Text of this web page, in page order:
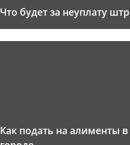
Что будет за неуплату
Как подать на алименты